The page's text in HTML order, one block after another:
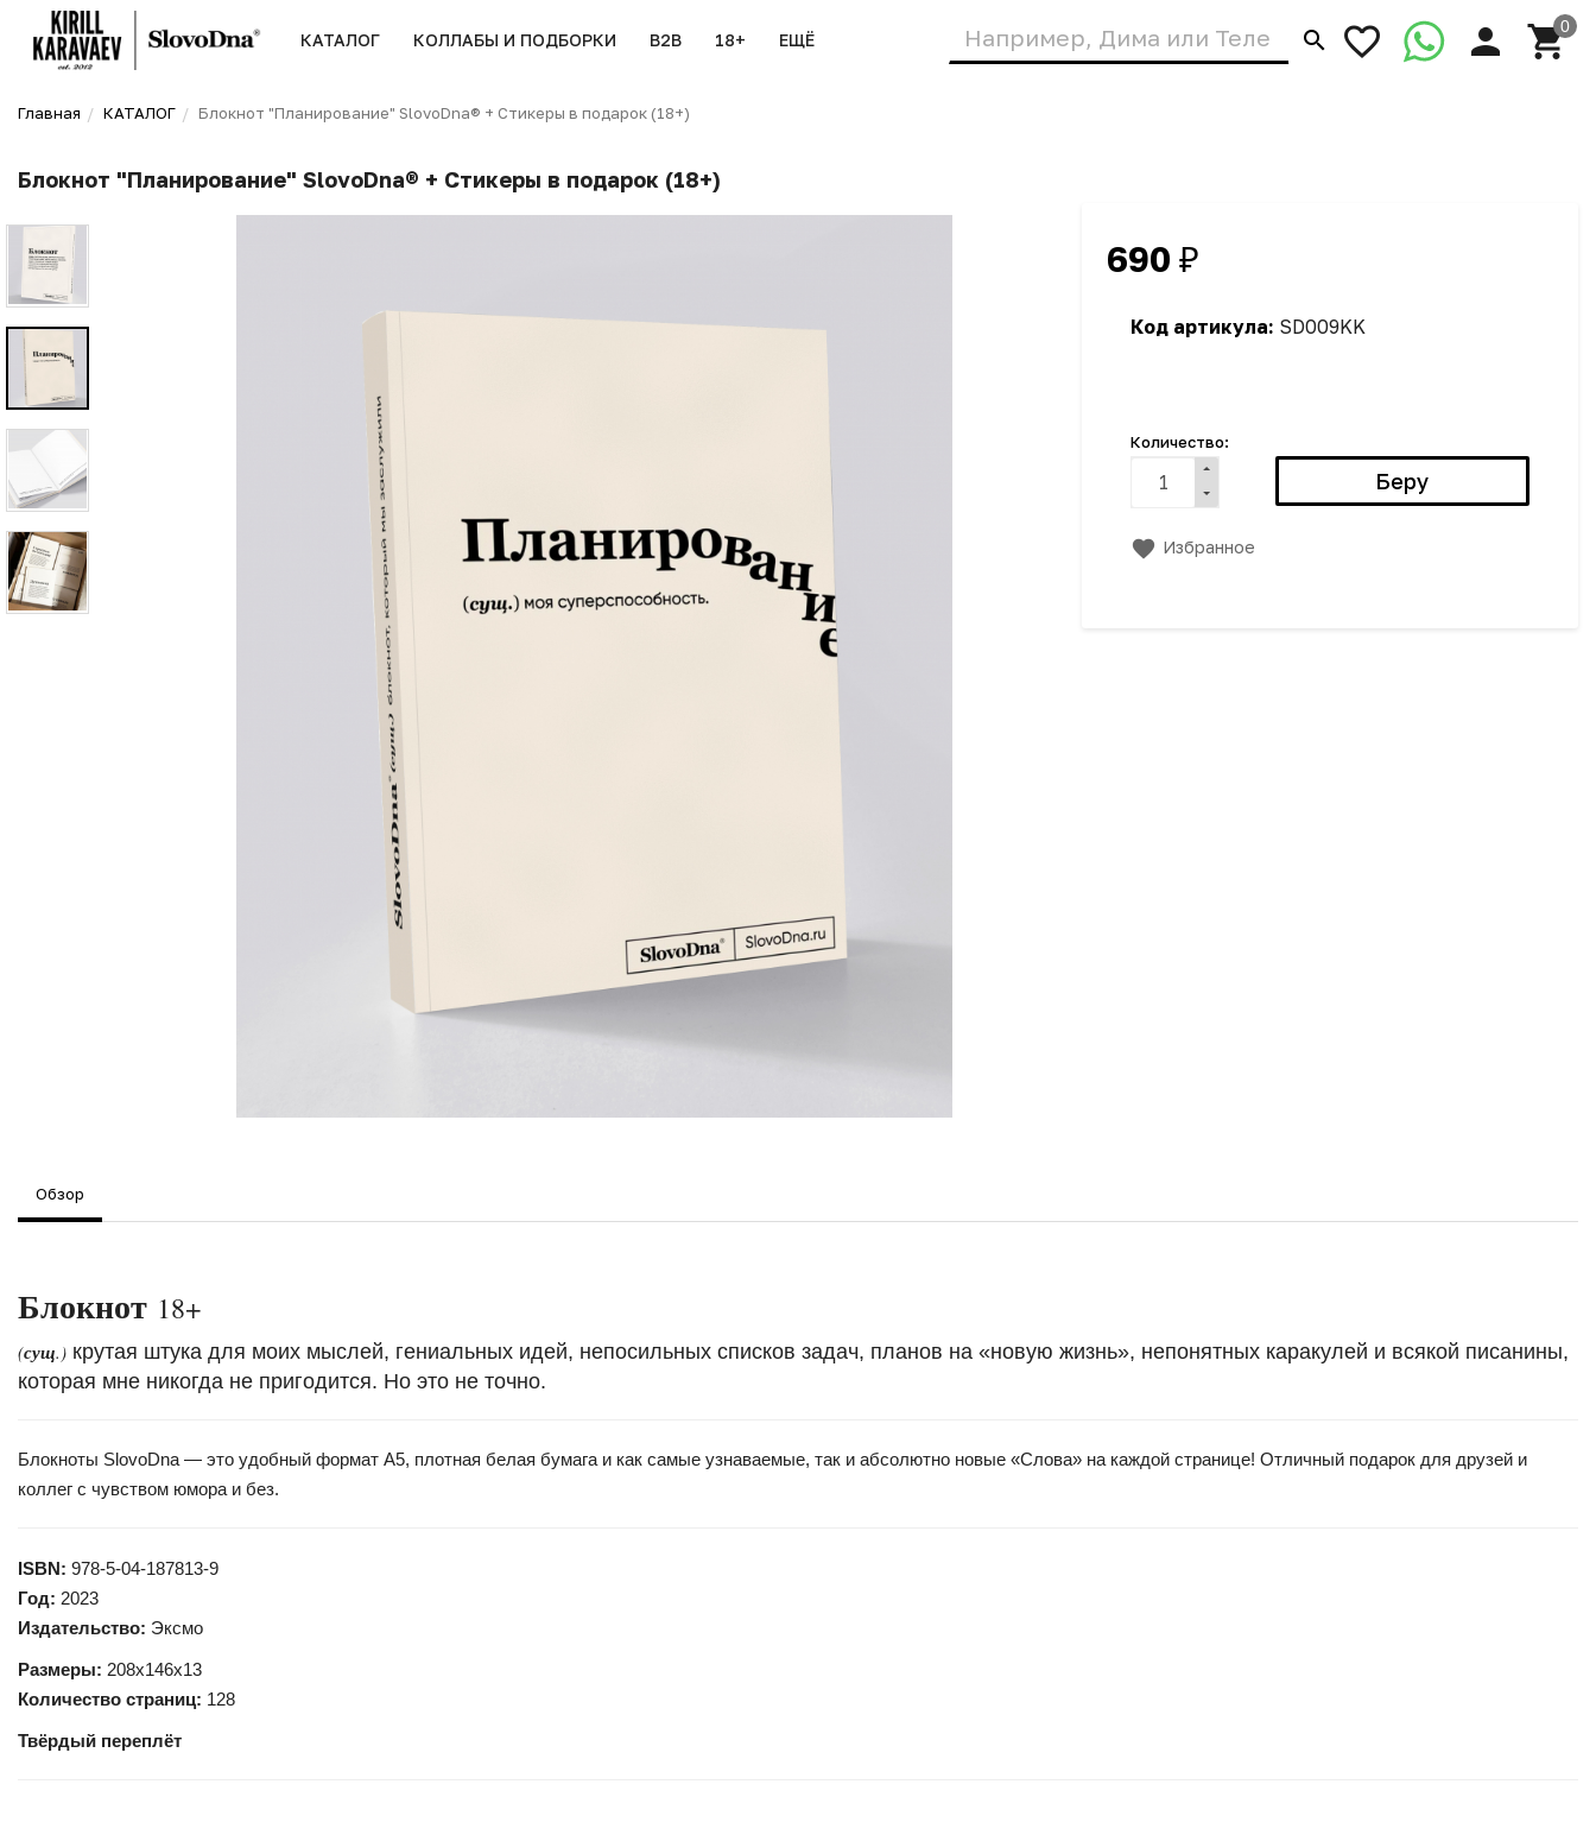
КАТАЛОГ КОЛЛАБЫ И ПОДБОРКИ B2B 18+ ЕЩЁ
Главная КАТАЛОГ Блокнот "Планирование" SlovoDna® + Стикеры в подарок (18+)
Блокнот "Планирование" SlovoDna® + Стикеры в подарок (18+)
690 ₽
Код артикула: SD009KK
Количество:
Избранное
Обзор
Блокнот 18+
(сущ.) крутая штука для моих мыслей, гениальных идей, непосильных списков задач, планов на «новую жизнь», непонятных каракулей и всякой писанины,
которая мне никогда не пригодится. Но это не точно.
Блокноты SlovoDna — это удобный формат А5, плотная белая бумага и как самые узнаваемые, так и абсолютно новые «Слова» на каждой странице! Отличный подарок для друзей и
коллег с чувством юмора и без.
ISBN: 978-5-04-187813-9
Год: 2023
Издательство: Эксмо
Размеры: 208х146х13
Количество страниц: 128
Твёрдый переплёт